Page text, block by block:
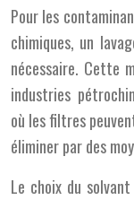
Pour les
chimiques, un
nécessaire. Cette
industries
où les filtres
éliminer par des
Le choix du